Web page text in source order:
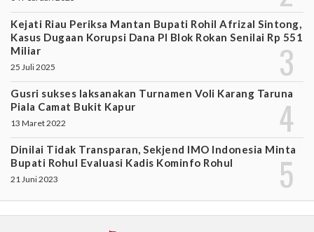
Kejati Riau Periksa Mantan Bupati Rohil Afrizal Sintong,
Kasus Dugaan Korupsi Dana PI Blok Rokan Senilai Rp 551
Miliar
25 Juli 2025
Gusri sukses laksanakan Turnamen Voli Karang Taruna
Piala Camat Bukit Kapur
13 Maret 2022
Dinilai Tidak Transparan, Sekjend IMO Indonesia Minta
Bupati Rohul Evaluasi Kadis Kominfo Rohul
21 Juni 2023